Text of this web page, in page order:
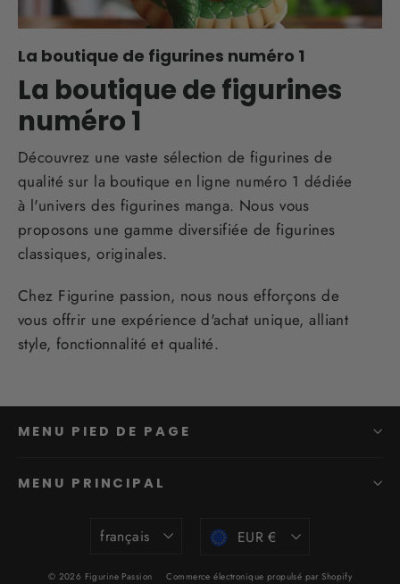
La boutique de figurines numéro 1
La boutique de figurines
numéro 1
Découvrez une vaste sélection de figurines de
qualité sur la boutique en ligne numéro 1 dédiée
à l'univers des figurines manga. Nous vous
proposons une gamme diversifiée de figurines
classiques, originales.
Chez Figurine passion, nous nous efforçons de
vous offrir une expérience d'achat unique, alliant
style, fonctionnalité et qualité.
MENU PIED DE PAGE
MENU PRINCIPAL
Langue
français Devise
EUR €
© 2026 Figurine Passion Commerce électronique propulsé par Shopify